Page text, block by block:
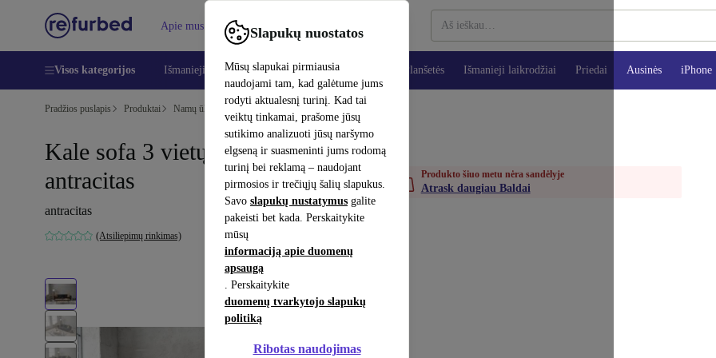
Slapukų nuostatos
Mūsų slapukai pirmiausia
naudojami tam, kad galėtume jums
rodyti aktualesnį turinį. Kad tai
veiktų tinkamai, prašome jūsų
sutikimo analizuoti jūsų naršymo
elgseną ir suasmeninti jums rodomą
turinį bei reklamą – naudojant
pirmosios ir trečiųjų šalių slapukus.
Savo slapukų nustatymus galite
pakeisti bet kada. Perskaitykite
mūsų
informaciją apie duomenų
apsaugą
. Perskaitykite
duomenų tvarkytojo slapukų
politiką
Ribotas naudojimas
Apie mus Pagalba
Visos kategorijos Išmanieji telefonai Nešiojamieji kompiuteriai Planšetės Išmanieji laikrodžiai Priedai Ausinės iPhone
Pradžios puslapis Produktai Namų ūkis Baldai
Kale sofa 3 vietų aksomas
antracitas
antracitas
(Atsiliepimų rinkimas)
Produkto šiuo metu nėra sandėlyje
Atrask daugiau Baldai